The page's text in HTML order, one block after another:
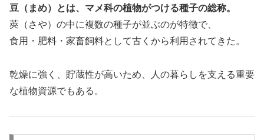
豆（まめ）とは、マメ科の植物がつける種子の総称。
莢（さや）の中に複数の種子が並ぶのが特徴で、
食用・肥料・家畜飼料として古くから利用されてきた。
乾燥に強く、貯蔵性が高いため、人の暮らしを支える重要
な植物資源でもある。